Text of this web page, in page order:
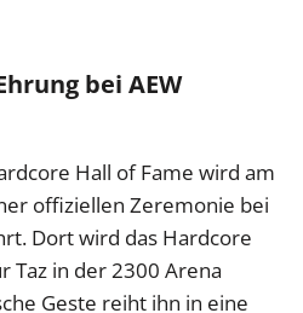
bei AEW
Hall of Fame wird am
offiziellen Zeremonie bei
Dort wird das Hardcore
Taz in der 2300 Arena
Geste reiht ihn in eine